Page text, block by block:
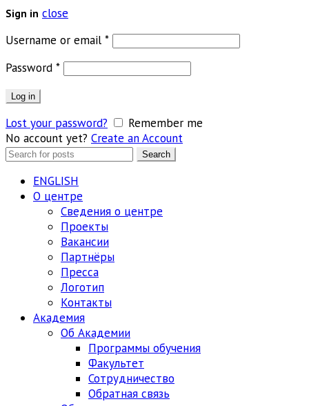
Sign in close
Username or email *Обязательно
Password *Обязательно
Log in
Lost your password?
Remember me
No account yet? Create an Account
Search
Search
ENGLISH
О центре
Сведения о центре
Проекты
Вакансии
Партнёры
Пресса
Логотип
Контакты
Академия
Об Академии
Программы обучения
Факультет
Сотрудничество
Обратная связь